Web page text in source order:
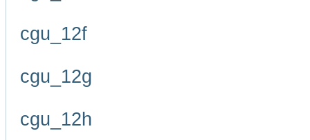
cgu_12f
cgu_12g
cgu_12h